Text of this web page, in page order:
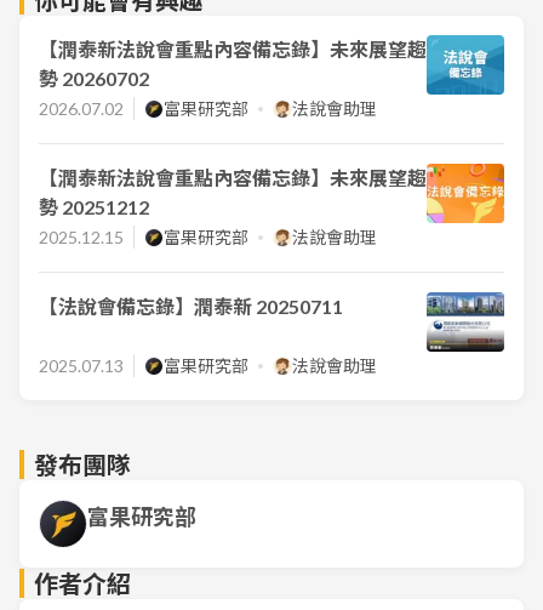
【潤泰新法說會重點內容備忘錄】未來展望趨
勢 20260702
2026.07.02 富果研究部 法說會助理
【潤泰新法說會重點內容備忘錄】未來展望趨
勢 20251212
2025.12.15 富果研究部 法說會助理
【法說會備忘錄】潤泰新 20250711
2025.07.13 富果研究部 法說會助理
發布團隊
富果研究部
作者介紹